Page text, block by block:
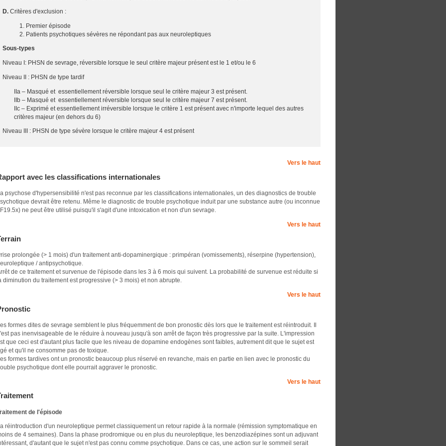
D.Critères d'exclusion :
Premier épisode
Patients psychotiques sévères ne répondant pas aux neuroleptiques
Sous-types
Niveau I: PHSN de sevrage, réversible lorsque le seul critère majeur présent est le 1 et/ou le 6
Niveau II : PHSN de type tardif
IIa – Masqué et essentiellement réversible lorsque seul le critère majeur 3 est présent.
IIb – Masqué et essentiellement réversible lorsque seul le critère majeur 7 est présent.
IIc – Exprimé et essentiellement irréversible lorsque le critère 1 est présent avec n'importe lequel des autres
critères majeur (en dehors du 6)
Niveau III : PHSN de type sévère lorsque le critère majeur 4 est présent
Vers le haut
avec les classifications internationales
La psychose d'hypersensibilité n'est pas reconnue par les classifications internationales, un des diagnostics de trouble
devrait être retenu. Même le diagnostic de trouble psychotique induit par une substance autre (ou inconnue
ne peut être utilisé puisqu'il s'agit d'une intoxication et non d'un sevrage.
Vers le haut
prolongée (> 1 mois) d'un traitement anti-dopaminergique : primpéran (vomissements), réserpine (hypertension),
/ antipsychotique.
de ce traitement et survenue de l'épisode dans les 3 à 6 mois qui suivent. La probabilité de survenue est réduite si
diminution du traitement est progressive (> 3 mois) et non abrupte.
Vers le haut
formes dites de sevrage semblent le plus fréquemment de bon pronostic dès lors que le traitement est réintroduit. Il
pas inenvisageable de le réduire à nouveau jusqu'à son arrêt de façon très progressive par la suite. L'impression
que ceci est d'autant plus facile que les niveau de dopamine endogènes sont faibles, autrement dit que le sujet est
et qu'il ne consomme pas de toxique.
formes tardives ont un pronostic beaucoup plus réservé en revanche, mais en partie en lien avec le pronostic du
psychotique dont elle pourrait aggraver le pronostic.
Vers le haut
de l'épisode
La réintroduction d'un neuroleptique permet classiquement un retour rapide à la normale (rémission symptomatique en
de 4 semaines). Dans la phase prodromique ou en plus du neuroleptique, les benzodiazépines sont un adjuvant
d'autant que le sujet n'est pas connu comme psychotique. Dans ce cas, une action sur le sommeil serait